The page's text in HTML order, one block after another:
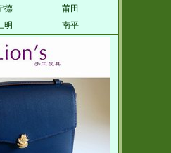
德
莆田
明 南平